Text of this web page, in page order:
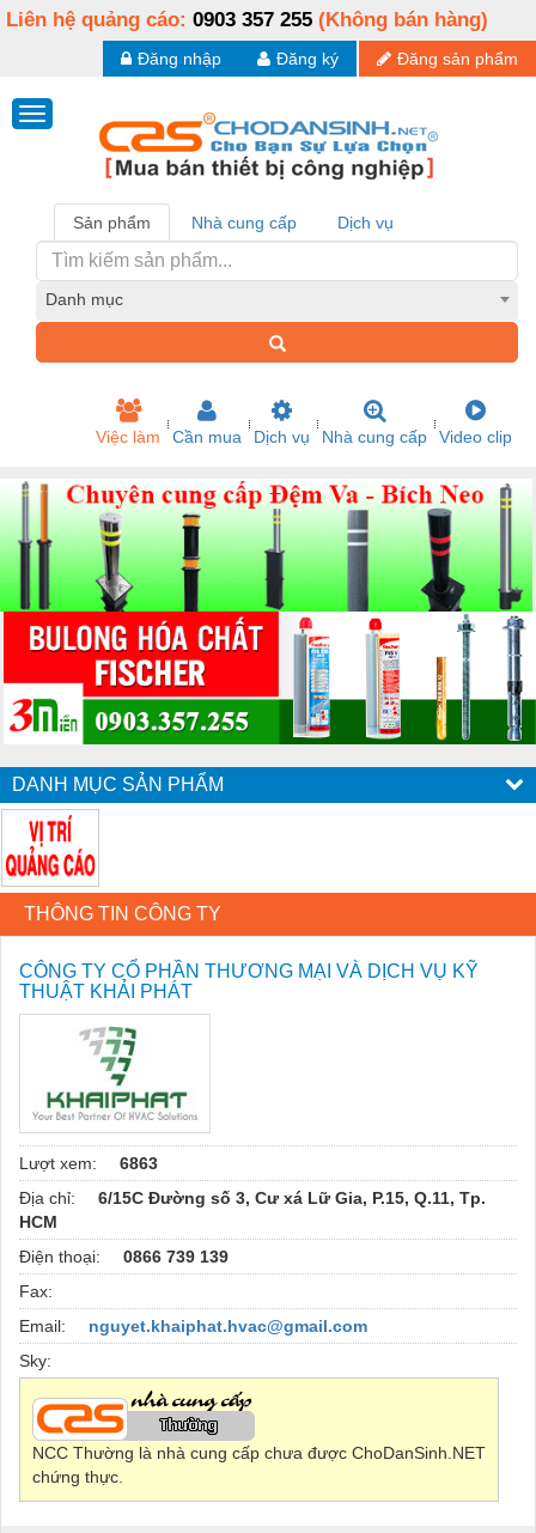
Liên hệ quảng cáo: 0903 357 255 (Không bán hàng)
Đăng sản phẩm
Đăng ký
Đăng nhập
Sản phẩm Nhà cung cấp Dịch vụ
Danh mục
Việc làm Cần mua Dịch vụ Nhà cung cấp Video clip
DANH MỤC SẢN PHẨM
THÔNG TIN CÔNG TY
CÔNG TY CỔ PHẦN THƯƠNG MẠI VÀ DỊCH VỤ KỸ
THUẬT KHẢI PHÁT
Lượt xem:
6863
Địa chỉ:
6/15C Đường số 3, Cư xá Lữ Gia, P.15, Q.11, Tp.
HCM
Điện thoại:
0866 739 139
Fax:
Email:
nguyet.khaiphat.hvac@gmail.com
Sky:
NCC Thường là nhà cung cấp chưa được ChoDanSinh.NET
chứng thực.